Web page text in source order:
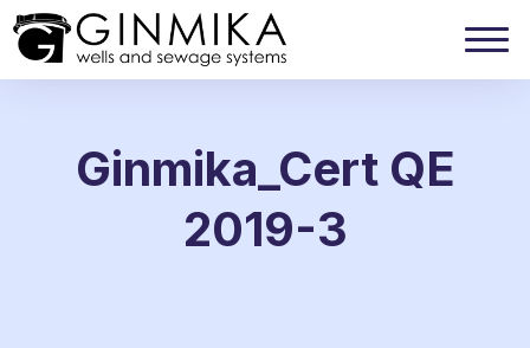
Ginmika_Cert QE
2019-3